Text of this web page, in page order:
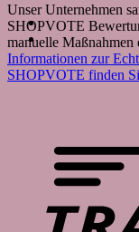
Unser Unternehmen
SHOPVOTE
manuelle
Informationen zur
SHOPVOTE finden